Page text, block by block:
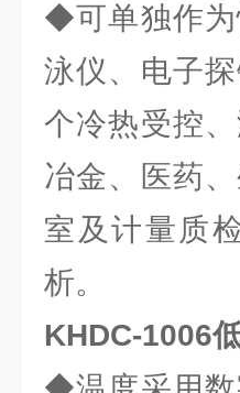
◆可单独作为
泳仪、电子
个冷热受控
冶金、医药
室及计量质
析。
KHDC-1006